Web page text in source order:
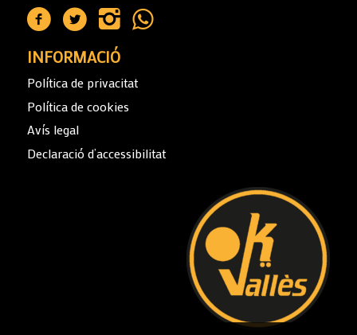
INFORMACIÓ
Política de privacitat
Política de cookies
Avís legal
Declaració d’accessibilitat